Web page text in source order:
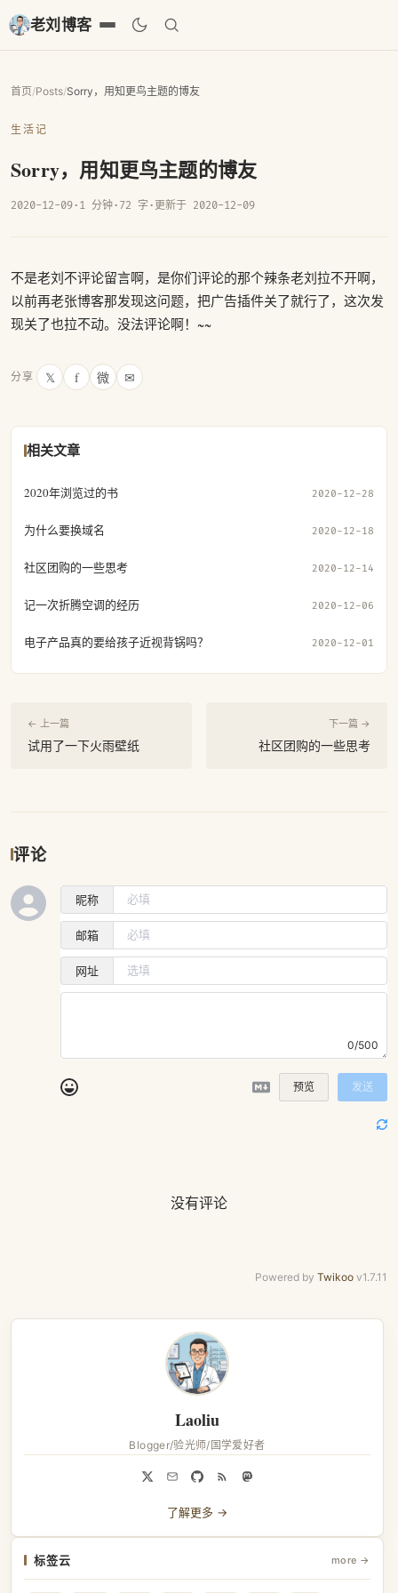
老刘博客
首页/Posts/Sorry，用知更鸟主题的博友
生活记
Sorry，用知更鸟主题的博友
2020-12-09· 1 分钟· 72 字 · 更新于 2020-12-09
不是老刘不评论留言啊，是你们评论的那个辣条老刘拉不开啊，
以前再老张博客那发现这问题，把广告插件关了就行了，这次发
现关了也拉不动。没法评论啊！~~
分享 𝕏 f 微 ✉
相关文章
2020年浏览过的书 2020-12-28
为什么要换域名 2020-12-18
社区团购的一些思考 2020-12-14
记一次折腾空调的经历 2020-12-06
电子产品真的要给孩子近视背锅吗？ 2020-12-01
← 上一篇
试用了一下火雨壁纸
下一篇 →
社区团购的一些思考
评论
昵称
邮箱
网址
0/500
预览 发送
没有评论
Powered by Twikoo v1.7.11
Laoliu
Blogger/验光师/国学爱好者
了解更多 →
标签云 more →